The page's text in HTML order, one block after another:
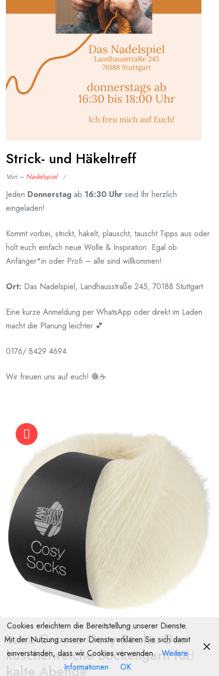
Strick- und Häkeltreff
Von – Nadelspiel
am
2026
Jeden Donnerstag ab 16:30 Uhr seid Ihr herzlich
eingeladen!
Kommt vorbei, strickt, häkelt, plauscht, tauscht Tipps aus oder
holt euch einfach neue Wolle & Inspiration. Egal ob
Anfänger*in oder Profi – alle sind willkommen!
Ort: Das Nadelspiel, Landhausstraße 245, 70188 Stuttgart
Eine kurze Anmeldung per WhatsApp oder direkt im Laden
macht die Planung leichter 💕
0176/ 8429 4694
Wir freuen uns auf euch! 🧶☕
Lana Grossa Cosy Socks: Das
kuschelweiche Sockengarn für
kalte Abende
Cookies erleichtern die Bereitstellung unserer Dienste.
Mit der Nutzung unserer Dienste erklären Sie sich damit
einverstanden, dass wir Cookies verwenden. Weitere
Informationen
OK